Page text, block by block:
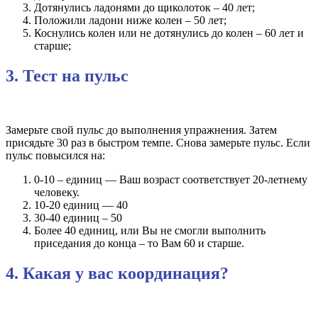
Дотянулись ладонями до щиколоток – 40 лет;
Положили ладони ниже колен – 50 лет;
Коснулись колен или не дотянулись до колен – 60 лет и
старше;
3. Тест на пульс
Замерьте свой пульс до выполнения упражнения. Затем
присядьте 30 раз в быстром темпе. Снова замерьте пульс. Если
пульс повысился на:
0-10 – единиц — Ваш возраст соответствует 20-летнему
человеку.
10-20 единиц — 40
30-40 единиц – 50
Более 40 единиц, или Вы не смогли выполнить
приседания до конца – то Вам 60 и старше.
4. Какая у вас координация?